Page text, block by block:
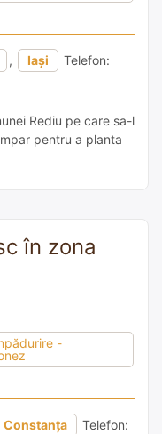
, Iași
Telefon:
Rediu pe care sa-l
pentru a planta
în zona
-
Constanța
Telefon: